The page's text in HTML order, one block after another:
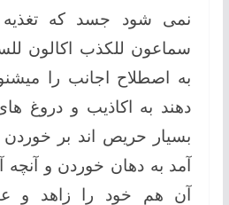
نمی شود جسد که
سماعون للکذب اکالون
به اصطلاح اجانب را
دهند به اکاذیب و دروغ
بسیار حریص اند بر خوردن
آمد به دهان خوردن و آنچه
آن هم خود را زاهد و